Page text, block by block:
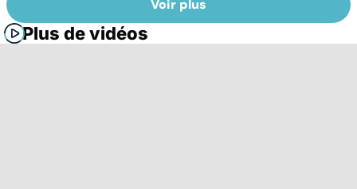
Voir plus
Plus de vidéos